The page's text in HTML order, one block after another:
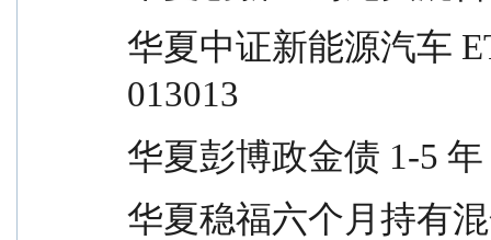
华夏中证新能源汽车
013013
华夏彭博政金债 1-5 年
华夏稳福六个月持有混